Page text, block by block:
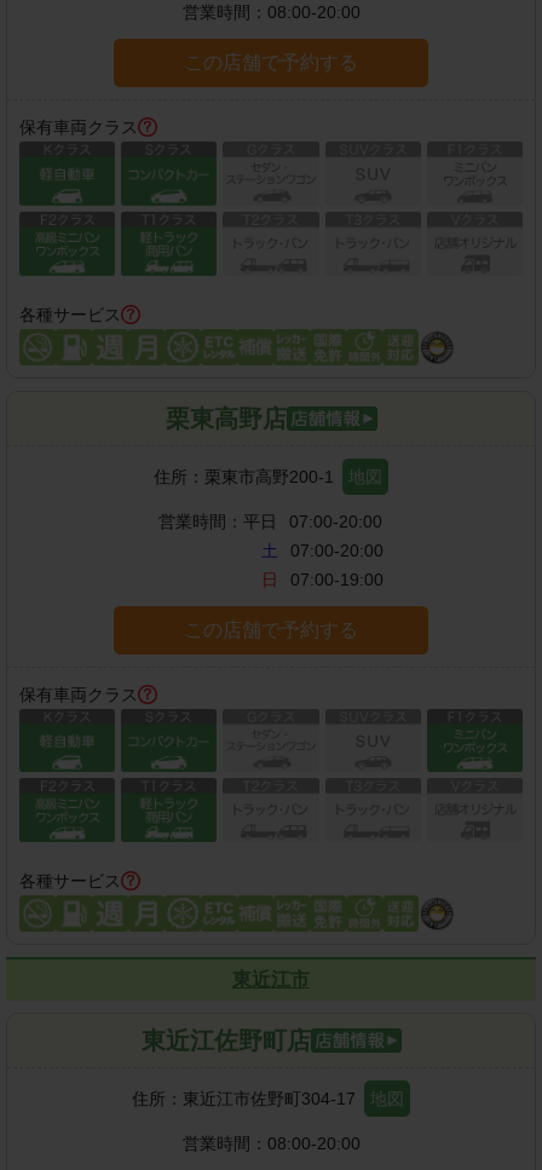
営業時間： 08:00-20:00
この店舗で予約する
保有車両クラス
各種サービス
栗東高野店
住所： 栗東市高野200-1 地図
営業時間： 平日
07:00-20:00
土
07:00-20:00
日
07:00-19:00
この店舗で予約する
保有車両クラス
各種サービス
東近江市
東近江佐野町店
住所： 東近江市佐野町304-17 地図
営業時間： 08:00-20:00